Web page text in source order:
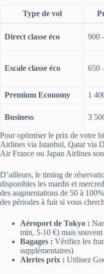
Type de vol
Direct classe éco 900
Escale classe éco 650
Premium Economy 1
Business 3
Pour optimiser le prix de votre
Airlines via Istanbul, Qatar via
Air France ou Japan Airlines
D’ailleurs, le timing de
disponibles les mardis et
des augmentations de 50 à
des périodes à fuir si vous
Aéroport de Tokyo :
min, 5-10 €) mais
Bagages : Vérifiez les
supplémentaires)
Alertes prix : Utilisez